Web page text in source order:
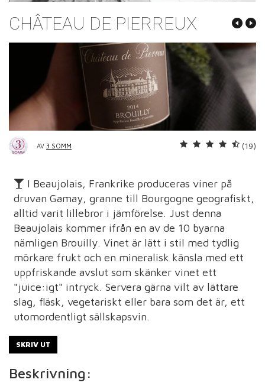
CHÂTEAU DE PIERREUX
AV 3 SOMM (19)
I Beaujolais, Frankrike produceras viner på
druvan Gamay, granne till Bourgogne geografiskt,
alltid varit lillebror i jämförelse. Just denna
Beaujolais kommer ifrån en av de 10 byarna
nämligen Brouilly. Vinet är lätt i stil med tydlig
mörkare frukt och en mineralisk känsla med ett
uppfriskande avslut som skänker vinet ett
"juice:igt" intryck. Servera gärna vilt av lättare
slag, fläsk, vegetariskt eller bara som det är, ett
utomordentligt sällskapsvin.
SKRIV UT
Beskrivning: